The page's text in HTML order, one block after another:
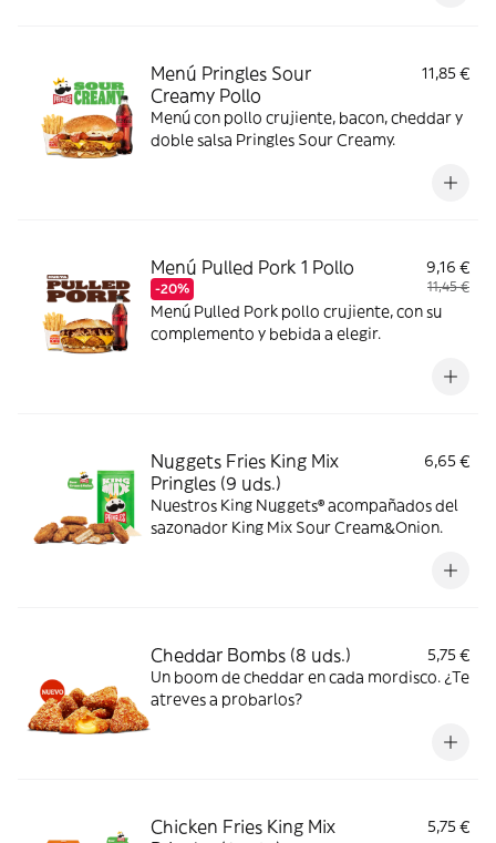
Menú Pringles Sour
Creamy Pollo
11,85 €
Menú con pollo crujiente, bacon, cheddar y
doble salsa Pringles Sour Creamy.
Menú Pulled Pork 1 Pollo
-20%
9,16 €
11,45 €
Menú Pulled Pork pollo crujiente, con su
complemento y bebida a elegir.
Nuggets Fries King Mix
Pringles (9 uds.)
6,65 €
Nuestros King Nuggets® acompañados del
sazonador King Mix Sour Cream&Onion.
Cheddar Bombs (8 uds.)
5,75 €
Un boom de cheddar en cada mordisco. ¿Te
atreves a probarlos?
Chicken Fries King Mix
5,75 €